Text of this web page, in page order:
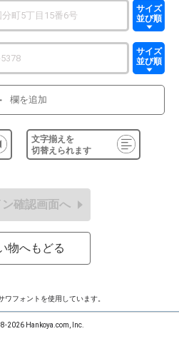
サイズ
並び順
サイズ
並び順
欄を追加
文字揃えを
切替えられます
確認画面へ
物へもどる
ワフォントを使用しています。
2026 Hankoya.com, Inc.